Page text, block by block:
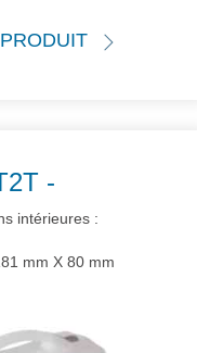
intérieures :
mm X 80 mm